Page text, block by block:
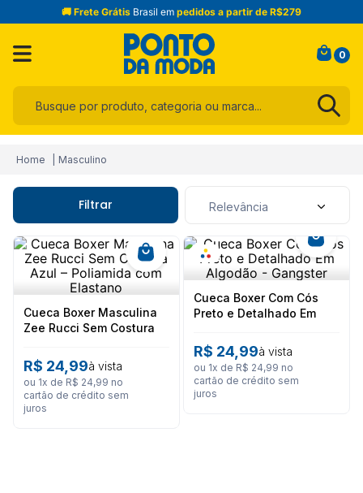
🚚 Frete Grátis Brasil em pedidos a partir de R$279
0
Masculino
Filtrar Relevância
Cueca Boxer Masculina
Zee Rucci Sem Costura
Elastano
R$ 24,99à vista
ou 1x de R$ 24,99 no
cartão de crédito sem
juros
Cueca Boxer Com Cós
Preto e Detalhado Em
R$ 24,99à vista
ou 1x de R$ 24,99 no
cartão de crédito sem
juros
3
calça
º jeans
toalha
calça feminina
são geraldo